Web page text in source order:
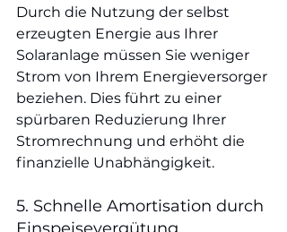
Durch die Nutzung der selbst
erzeugten Energie aus Ihrer
Solaranlage müssen Sie weniger
Strom von Ihrem Energieversorger
beziehen. Dies führt zu einer
spürbaren Reduzierung Ihrer
Stromrechnung und erhöht die
finanzielle Unabhängigkeit.
5. Schnelle Amortisation durch